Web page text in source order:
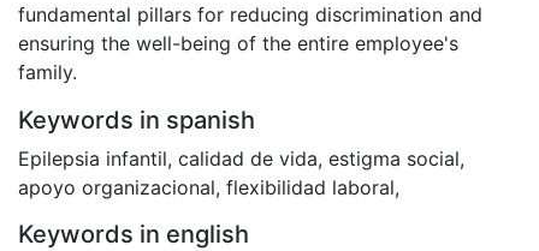
fundamental pillars for reducing discrimination and
ensuring the well-being of the entire employee's
family.
Keywords in spanish
Epilepsia infantil, calidad de vida, estigma social,
apoyo organizacional, flexibilidad laboral,
Keywords in english